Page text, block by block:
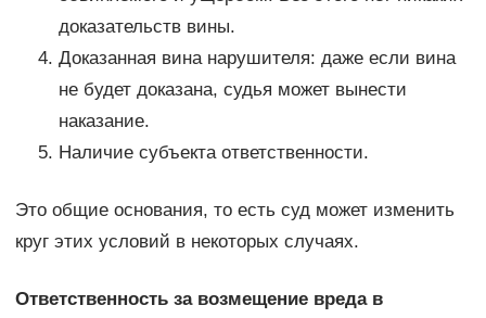
доказательств вины.
Доказанная вина нарушителя: даже если вина
не будет доказана, судья может вынести
наказание.
Наличие субъекта ответственности.
Это общие основания, то есть суд может изменить
круг этих условий в некоторых случаях.
Ответственность за возмещение вреда в